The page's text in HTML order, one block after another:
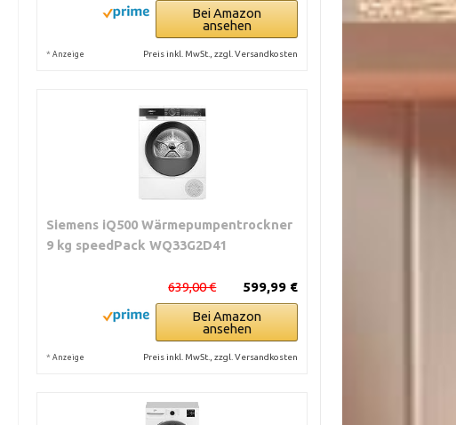
Bei Amazon
ansehen
* Anzeige Preis inkl. MwSt., zzgl. Versandkosten
Siemens iQ500 Wärmepumpentrockner
9 kg speedPack WQ33G2D41
599,99 €
639,00 €
Bei Amazon
ansehen
* Anzeige Preis inkl. MwSt., zzgl. Versandkosten